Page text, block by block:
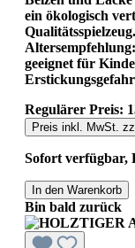
ein ökologisch
geeignet für
Regulärer Preis:
Preis inkl. MwSt.
Sofort verfügbar,
In den Warenkorb
Bin bald zurück